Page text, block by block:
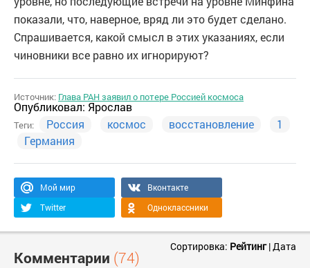
показали, что, наверное, вряд ли это будет сделано.
Спрашивается, какой смысл в этих указаниях, если
чиновники все равно их игнорируют?
Источник: Глава РАН заявил о потере Россией космоса
Опубликовал: Ярослав
Теги: Россия космос восстановление
1
Германия
Мой мир
Вконтакте
Twitter
Одноклассники
Комментарии (74)
Сортировка: Рейтинг|Дата